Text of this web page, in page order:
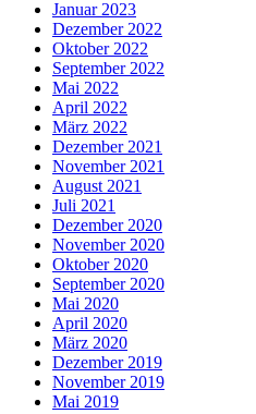
Januar 2023
Dezember 2022
Oktober 2022
September 2022
Mai 2022
April 2022
März 2022
Dezember 2021
November 2021
August 2021
Juli 2021
Dezember 2020
November 2020
Oktober 2020
September 2020
Mai 2020
April 2020
März 2020
Dezember 2019
November 2019
Mai 2019